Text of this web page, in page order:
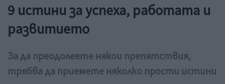
9 истини за успеха, работата и
развитието
За да преодолеете някои препятствия,
трябва да приемете няколко прости истини